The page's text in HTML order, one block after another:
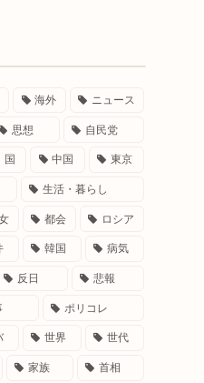
海外 ニュース
思想 自民党
国 中国 東京
生活・暮らし
都会 ロシア
韓国 病気
反日 悲報
ポリコレ
世界 世代
家族 首相